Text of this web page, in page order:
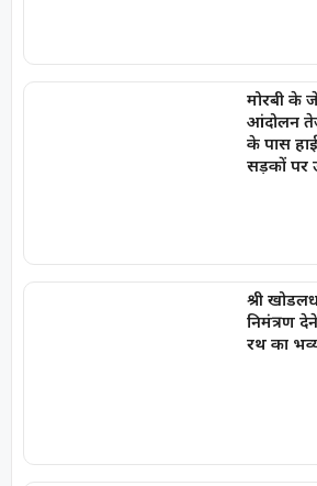
मोरबी के
आंदोलन
के पास
सड़कों पर
श्री
निमंत्रण
रथ का